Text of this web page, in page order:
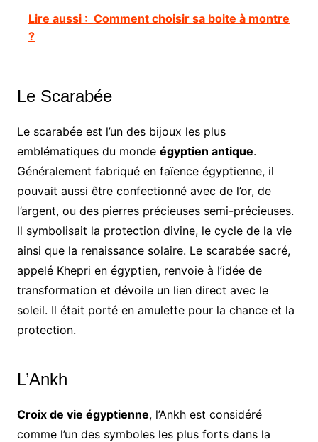
Lire aussi : Comment choisir sa boite à montre
?
Le Scarabée
Le scarabée est l’un des bijoux les plus
emblématiques du monde égyptien antique.
Généralement fabriqué en faïence égyptienne, il
pouvait aussi être confectionné avec de l’or, de
l’argent, ou des pierres précieuses semi-précieuses.
Il symbolisait la protection divine, le cycle de la vie
ainsi que la renaissance solaire. Le scarabée sacré,
appelé Khepri en égyptien, renvoie à l’idée de
transformation et dévoile un lien direct avec le
soleil. Il était porté en amulette pour la chance et la
protection.
L’Ankh
Croix de vie égyptienne, l’Ankh est considéré
comme l’un des symboles les plus forts dans la